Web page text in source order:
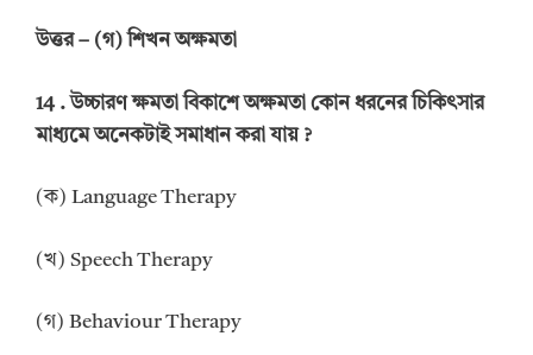
উত্তর– (গ) শিখন অক্ষমতা
14 .উচ্চারণ ক্ষমতা বিকাশে অক্ষমতা কোন ধরনের চিকিৎসার
মাধ্যমে অনেকটাই সমাধান করা যায় ?
(ক) Language Therapy
(খ) Speech Therapy
(গ) Behaviour Therapy